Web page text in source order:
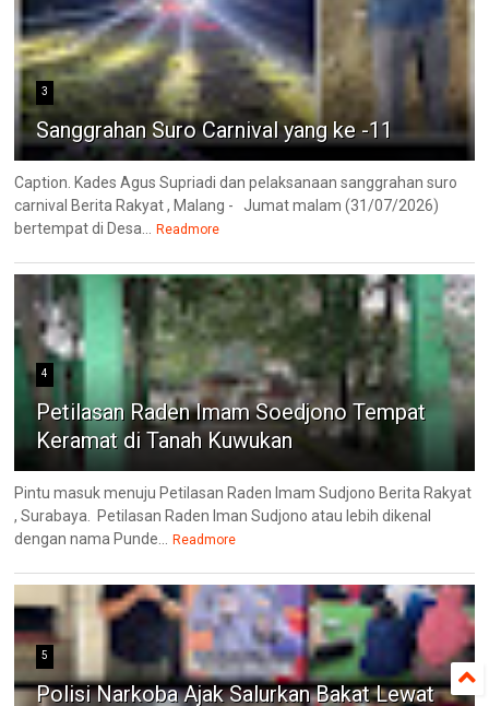
3
Sanggrahan Suro Carnival yang ke -11
Caption. Kades Agus Supriadi dan pelaksanaan sanggrahan suro
carnival Berita Rakyat , Malang - Jumat malam (31/07/2026)
bertempat di Desa...
Readmore
4
Petilasan Raden Imam Soedjono Tempat
Keramat di Tanah Kuwukan
Pintu masuk menuju Petilasan Raden Imam Sudjono Berita Rakyat
, Surabaya. Petilasan Raden Iman Sudjono atau lebih dikenal
dengan nama Punde...
Readmore
5
Polisi Narkoba Ajak Salurkan Bakat Lewat